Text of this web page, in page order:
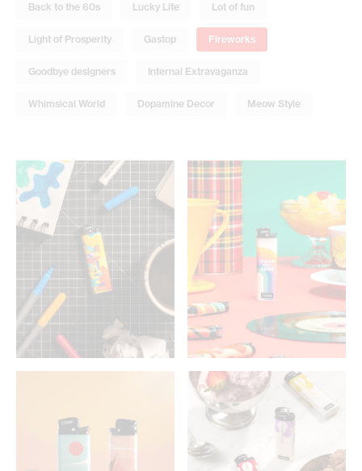
Back to the 60s Lucky Lite Lot of fun
Light of Prosperity Gastop Fireworks
Goodbye designers Internal Extravaganza
Whimsical World Dopamine Decor Meow Style